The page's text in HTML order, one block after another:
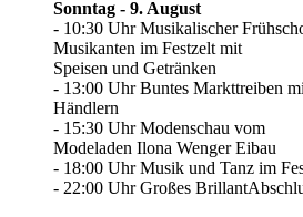
Sonntag - 9. August
- 10:30 Uhr Musikalischer
Musikanten im Festzelt mit
Speisen und Getränken
- 13:00 Uhr Buntes Markttreiben
Händlern
- 15:30 Uhr Modenschau vom
Modeladen Ilona Wenger Eibau
- 18:00 Uhr Musik und Tanz im
- 22:00 Uhr Großes